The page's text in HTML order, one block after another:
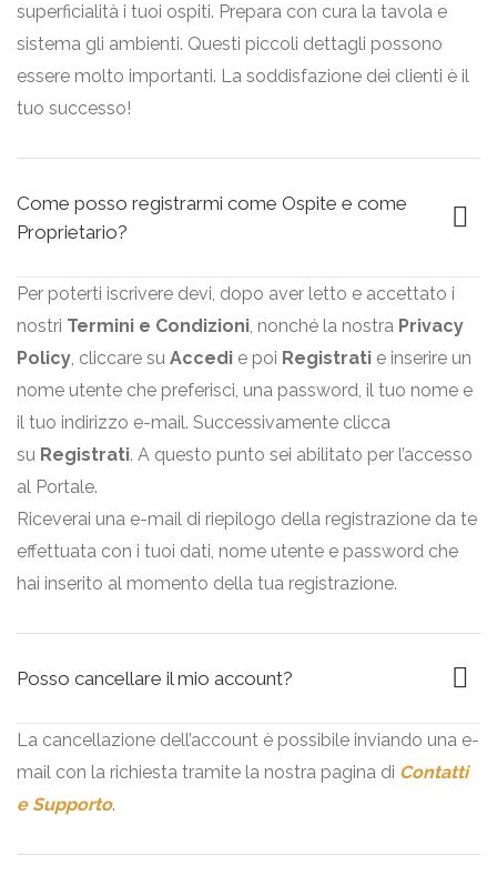
superficialità i tuoi ospiti. Prepara con cura la tavola e
sistema gli ambienti. Questi piccoli dettagli possono
essere molto importanti. La soddisfazione dei clienti è il
tuo successo!
Come posso registrarmi come Ospite e come
Proprietario?
Per poterti iscrivere devi, dopo aver letto e accettato i
nostri Termini e Condizioni, nonché la nostra Privacy
Policy, cliccare su Accedi e poi Registrati e inserire un
nome utente che preferisci, una password, il tuo nome e
il tuo indirizzo e-mail. Successivamente clicca
su Registrati. A questo punto sei abilitato per l’accesso
al Portale.
Riceverai una e-mail di riepilogo della registrazione da te
effettuata con i tuoi dati, nome utente e password che
hai inserito al momento della tua registrazione.
Posso cancellare il mio account?
La cancellazione dell’account è possibile inviando una e-
mail con la richiesta tramite la nostra pagina di Contatti
e Supporto.